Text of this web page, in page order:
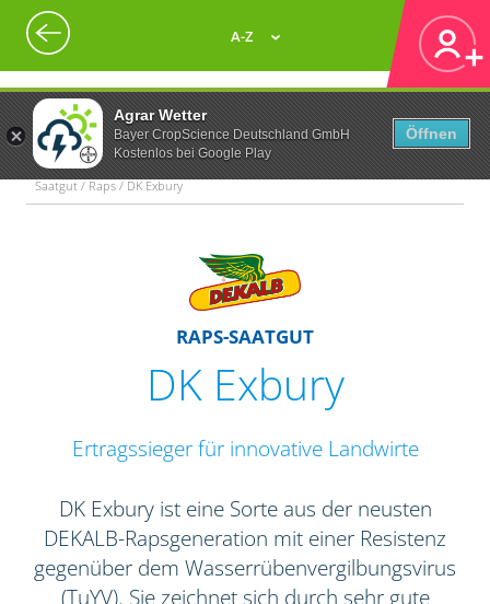
Agrar Wetter
Bayer CropScience Deutschland GmbH
Kostenlos bei Google Play
Öffnen
A-Z
Saatgut / Raps / DK Exbury
RAPS-SAATGUT
DK Exbury
Ertragssieger für innovative Landwirte
DK Exbury ist eine Sorte aus der neusten
DEKALB-Rapsgeneration mit einer Resistenz
gegenüber dem Wasserrübenvergilbungsvirus
(TuYV). Sie zeichnet sich durch sehr gute